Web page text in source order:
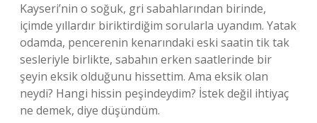
Kayseri’nin o soğuk, gri sabahlarından birinde,
içimde yıllardır biriktirdiğim sorularla uyandım. Yatak
odamda, pencerenin kenarındaki eski saatin tik tak
sesleriyle birlikte, sabahın erken saatlerinde bir
şeyin eksik olduğunu hissettim. Ama eksik olan
neydi? Hangi hissin peşindeydim? İstek değil ihtiyaç
ne demek, diye düşündüm.